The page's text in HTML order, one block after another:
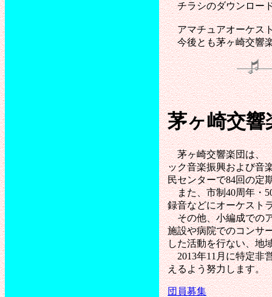
チラシのダウンロ
アマチュアオーケスト
今後とも茅ヶ崎交響
茅ヶ崎交響
茅ヶ崎交響楽団は、
ック音楽振興および音
民センターで84回の定
また、市制40周年・
録音などにオーケスト
その他、小編成でのア
施設や病院でのコンサ
した活動を行ない、地
2013年11月に特定非
えるよう努力します。
団員募集